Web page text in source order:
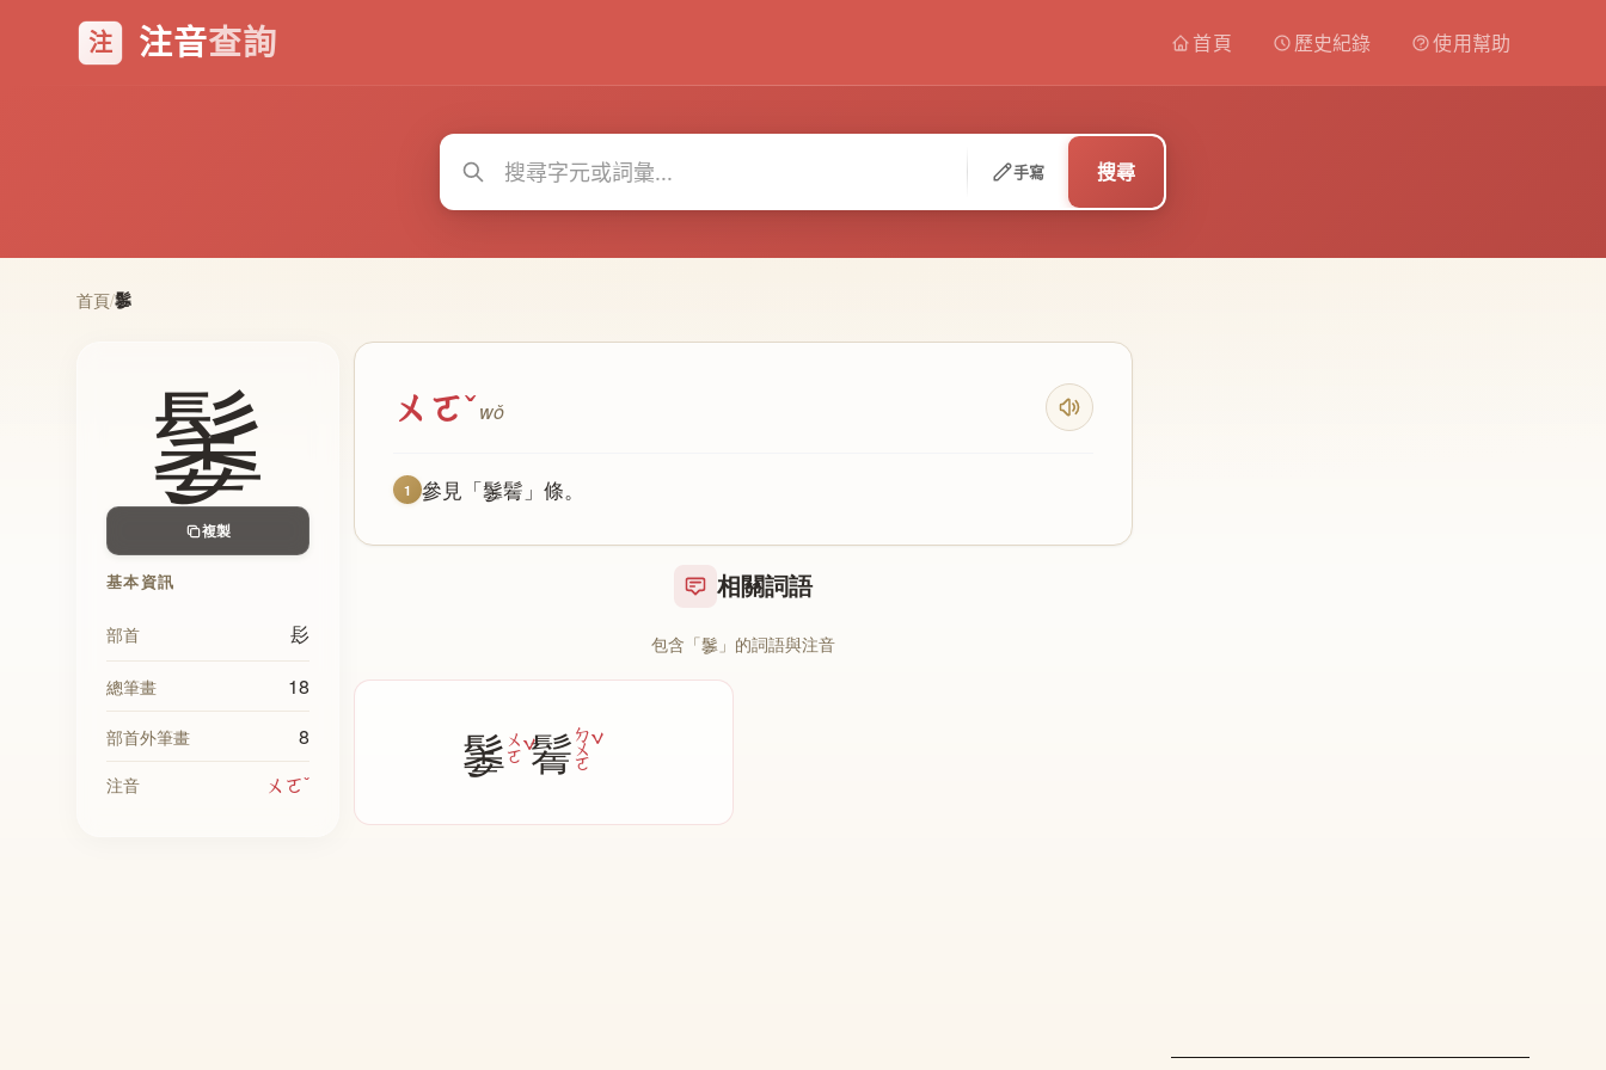
注 注音查詢 首頁 歷史紀錄 使用幫助
手寫 搜尋
首頁/䰀
䰀
複製
基本資訊
部首 髟
總筆畫 18
部首外筆畫 8
注音 ㄨㄛˇ
ㄨㄛˇwǒ
1 參見「䰀鬌」條。
相關詞語
包含「䰀」的詞語與注音
䰀 ㄨ
ㄛˇ鬌 ㄉ
ㄨ
ㄛ
ˇ